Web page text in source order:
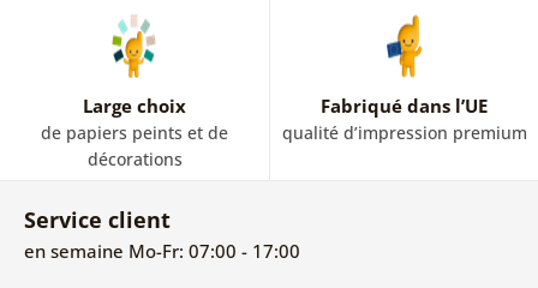
Large choix
de papiers peints et de
décorations
Fabriqué dans l’UE
qualité d’impression premium
Service client
en semaine Mo-Fr: 07:00 - 17:00